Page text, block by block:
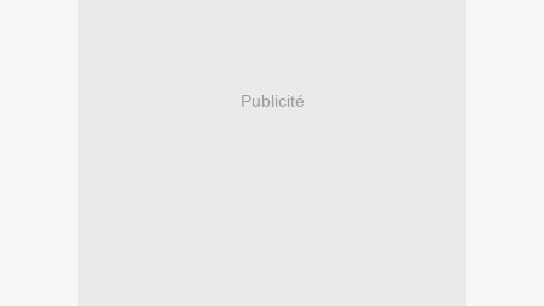
Publicité